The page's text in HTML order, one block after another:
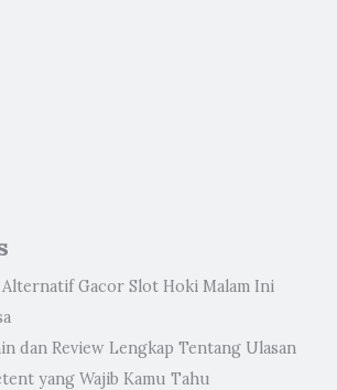
Gacor Slot Hoki Malam Ini
dan Review Lengkap Tentang Ulasan
yang Wajib Kamu Tahu